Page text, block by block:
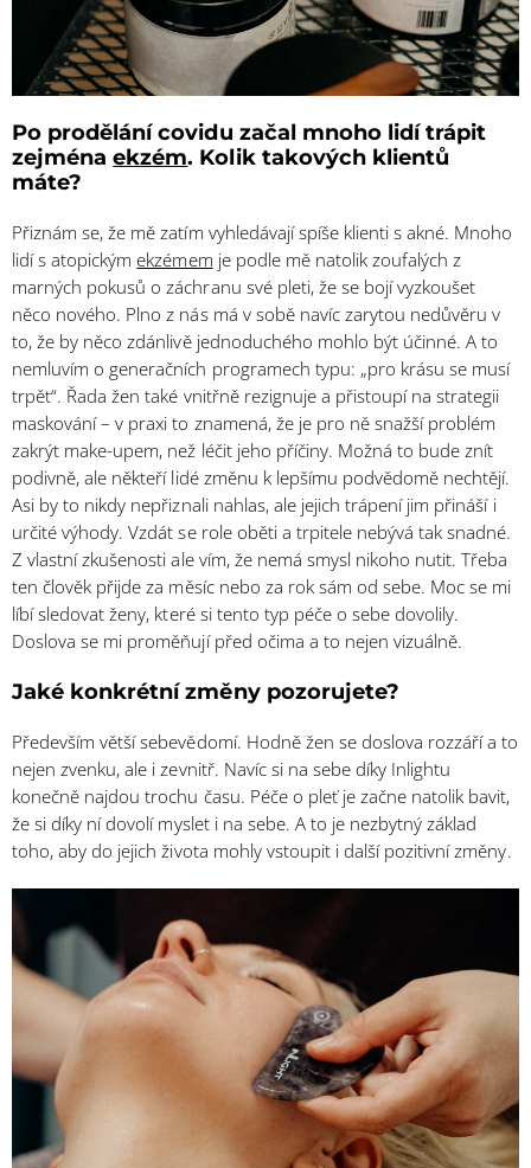
Po prodělání covidu začal mnoho lidí trápit
zejménaekzém. Kolik takových klientů
máte?
Přiznám se, že mě zatím vyhledávají spíše klienti s akné. Mnoho
lidí s atopickýmekzémem je podle mě natolik zoufalých z
marných pokusů o záchranu své pleti, že se bojí vyzkoušet
něco nového. Plno z nás má v sobě navíc zarytou nedůvěru v
to, že by něco zdánlivě jednoduchého mohlo být účinné. A to
nemluvím o generačních programech typu: „pro krásu se musí
trpět“. Řada žen také vnitřně rezignuje a přistoupí na strategii
maskování – v praxi to znamená, že je pro ně snažší problém
zakrýt make-upem, než léčit jeho příčiny. Možná to bude znít
podivně, ale někteří lidé změnu k lepšímu podvědomě nechtějí.
Asi by to nikdy nepřiznali nahlas, ale jejich trápení jim přináší i
určité výhody. Vzdát se role oběti a trpitele nebývá tak snadné.
Z vlastní zkušenosti ale vím, že nemá smysl nikoho nutit. Třeba
ten člověk přijde za měsíc nebo za rok sám od sebe. Moc se mi
líbí sledovat ženy, které si tento typ péče o sebe dovolily.
Doslova se mi proměňují před očima a to nejen vizuálně.
Jaké konkrétní změny pozorujete?
Především větší sebevědomí. Hodně žen se doslova rozzáří a to
nejen zvenku, ale i zevnitř. Navíc si na sebe díky Inlightu
konečně najdou trochu času. Péče o pleť je začne natolik bavit,
že si díky ní dovolí myslet i na sebe. A to je nezbytný základ
toho, aby do jejich života mohly vstoupit i další pozitivní změny.